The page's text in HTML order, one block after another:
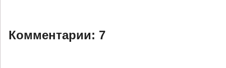
Комментарии: 7